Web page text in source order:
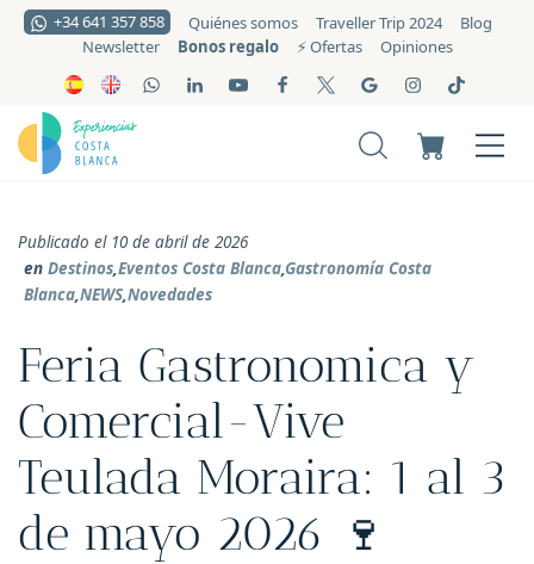
+34 641 357 858 Quiénes somos Traveller Trip 2024
Blog
Newsletter
Bonos regalo ⚡️ Ofertas Opiniones
Publicado el 10 de abril de 2026
en Destinos,Eventos Costa Blanca,Gastronomía Costa
Blanca,NEWS,Novedades
Feria Gastronomica y
Comercial-Vive
Teulada Moraira: 1 al 3
de mayo 2026 🍷